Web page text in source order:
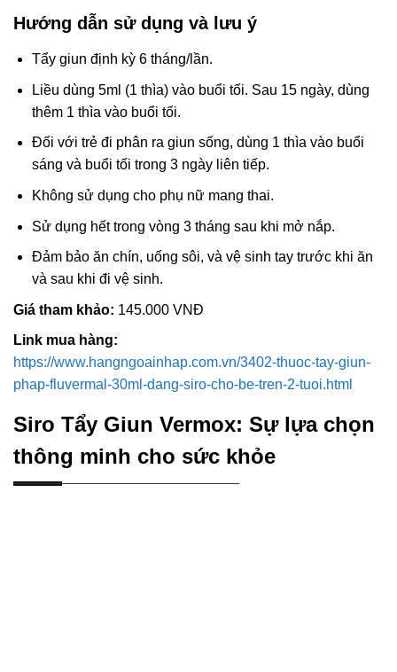
Hướng dẫn sử dụng và lưu ý
Tẩy giun định kỳ 6 tháng/lần.
Liều dùng 5ml (1 thìa) vào buổi tối. Sau 15 ngày, dùng
thêm 1 thìa vào buổi tối.
Đối với trẻ đi phân ra giun sống, dùng 1 thìa vào buổi
sáng và buổi tối trong 3 ngày liên tiếp.
Không sử dụng cho phụ nữ mang thai.
Sử dụng hết trong vòng 3 tháng sau khi mở nắp.
Đảm bảo ăn chín, uống sôi, và vệ sinh tay trước khi ăn
và sau khi đi vệ sinh.
Giá tham khảo: 145.000 VNĐ
Link mua hàng:
https://www.hangngoainhap.com.vn/3402-thuoc-tay-giun-
phap-fluvermal-30ml-dang-siro-cho-be-tren-2-tuoi.html
Siro Tẩy Giun Vermox: Sự lựa chọn
thông minh cho sức khỏe